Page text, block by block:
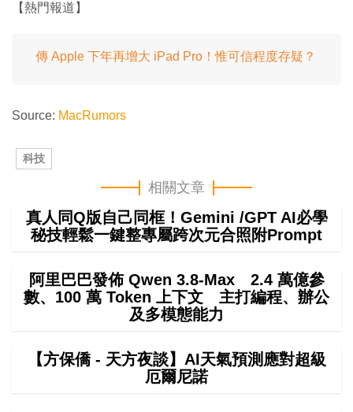
【熱門報道】
傳 Apple 下年再增大 iPad Pro！惟可信程度存疑？
Source: MacRumors
科技
相關文章
真人同Q版自己同框！Gemini /GPT AI必學
秘技輕鬆一鍵整專屬跨次元合照附Prompt
阿里巴巴發佈 Qwen 3.8-Max 2.4 萬億參
數、100 萬 Token 上下文 主打編程、辦公
及多模態能力
【方保僑 - 天方夜談】AI天氣預測應對超級
厄爾尼諾